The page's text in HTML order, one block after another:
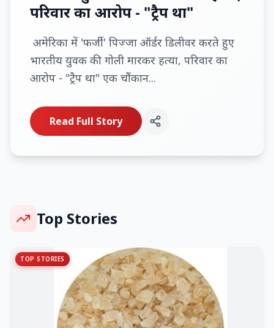
परिवार का आरोप - "ट्रैप था"
अमेरिका में 'फर्जी' पिज्जा ऑर्डर डिलीवर करते हुए
भारतीय युवक की गोली मारकर हत्या, परिवार का
आरोप - "ट्रैप था" एक चौंकान...
Read Full Story
Top Stories
TOP STORIES